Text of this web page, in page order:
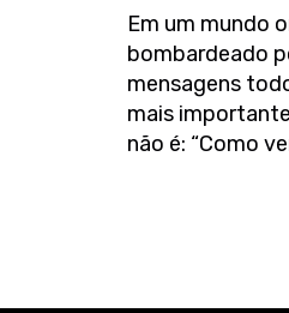
Em um mundo
bombardeado
mensagens
mais
não é: “Como